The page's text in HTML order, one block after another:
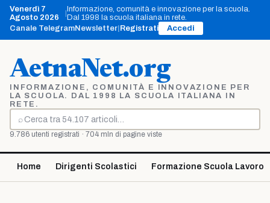
Vai
contenuto
Venerdì 7
Agosto 2026
Informazione, comunità e innovazione per la scuola.
Dal 1998 la scuola italiana in rete.
Canale TelegramNewsletter Registrati Accedi
AetnaNet.org
INFORMAZIONE, COMUNITÀ E INNOVAZIONE PER
LA SCUOLA. DAL 1998 LA SCUOLA ITALIANA IN
RETE.
⌕
Cerca
9.786 utenti registrati · 704 mln di pagine viste
Home Dirigenti Scolastici Formazione Scuola Lavoro